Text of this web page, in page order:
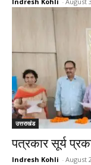
उत्तराखंड
पत्रकार सूर्य
Indresh Kohli - August